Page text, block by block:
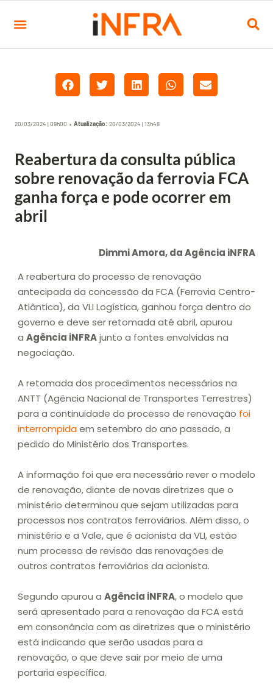
20/03/2024 | 09h00 • Atualização: 20/03/2024 | 13h48
Reabertura da consulta pública
sobre renovação da ferrovia FCA
ganha força e pode ocorrer em
abril
Dimmi Amora, da Agência iNFRA
A reabertura do processo de renovação
antecipada da concessão da FCA (Ferrovia Centro-
Atlântica), da VLI Logística, ganhou força dentro do
governo e deve ser retomada até abril, apurou
a Agência iNFRAjunto a fontes envolvidas na
negociação.
A retomada dos procedimentos necessários na
ANTT (Agência Nacional de Transportes Terrestres)
para a continuidade do processo de renovação foi
interrompidaem setembro do ano passado, a
pedido do Ministério dos Transportes.
A informação foi que era necessário rever o modelo
de renovação, diante de novas diretrizes que o
ministério determinou que sejam utilizadas para
processos nos contratos ferroviários. Além disso, o
ministério e a Vale, que é acionista da VLI, estão
num processo de revisão das renovações de
outros contratos ferroviários da acionista.
Segundo apurou a Agência iNFRA, o modelo que
será apresentado para a renovação da FCA está
em consonância com as diretrizes que o ministério
está indicando que serão usadas para a
renovação, o que deve sair por meio de uma
portaria específica.